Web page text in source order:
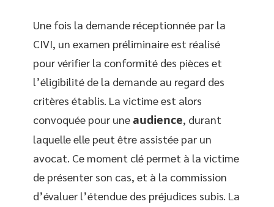
Une fois la demande réceptionnée par la
CIVI, un examen préliminaire est réalisé
pour vérifier la conformité des pièces et
l’éligibilité de la demande au regard des
critères établis. La victime est alors
convoquée pour uneaudience, durant
laquelle elle peut être assistée par un
avocat. Ce moment clé permet à la victime
de présenter son cas, et à la commission
d’évaluer l’étendue des préjudices subis. La